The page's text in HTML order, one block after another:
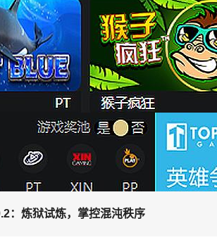
：炼狱试炼，掌控混沌秩序